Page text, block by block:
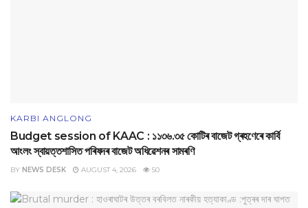
KARBI ANGLONG
Budget session of KAAC : ১১৩৬.৩৫ কোটিৰ বাজেট গ্ৰহণেৰে কাৰ্বি
আংলং স্বায়‌ত্তশাসিত পৰিষদৰ বাজেট অধিৱেশনৰ সামৰণি
BY NEWS DESK AUGUST 4, 2026 50